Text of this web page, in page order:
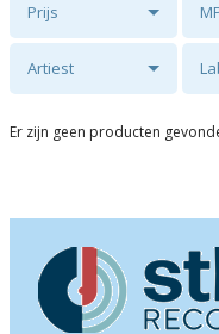
Prijs
Artiest
Er zijn geen producten